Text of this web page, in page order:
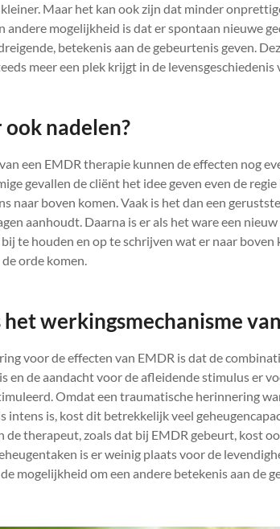
Maar het kan ook zijn dat minder
andere mogelijkheid is dat er spontaan nieuwe
betekenis aan de gebeurtenis geven.
meer een plek krijgt in de levensgeschiedenis
nadelen?
een EMDR therapie kunnen de effecten nog
gevallen de cliënt het idee geven even de
naar boven komen. Vaak is het dan een
aanhoudt. Daarna is er als het ware een
te houden en op te schrijven wat er naar
orde komen.
werkingsmechanisme
voor de effecten van EMDR is dat de
en de aandacht voor de afleidende stimulus er
Omdat een traumatische herinnering
intens is, kost dit betrekkelijk veel
de therapeut, zoals dat bij EMDR gebeurt, kost
is er weinig plaats voor de
mogelijkheid om een andere betekenis aan de